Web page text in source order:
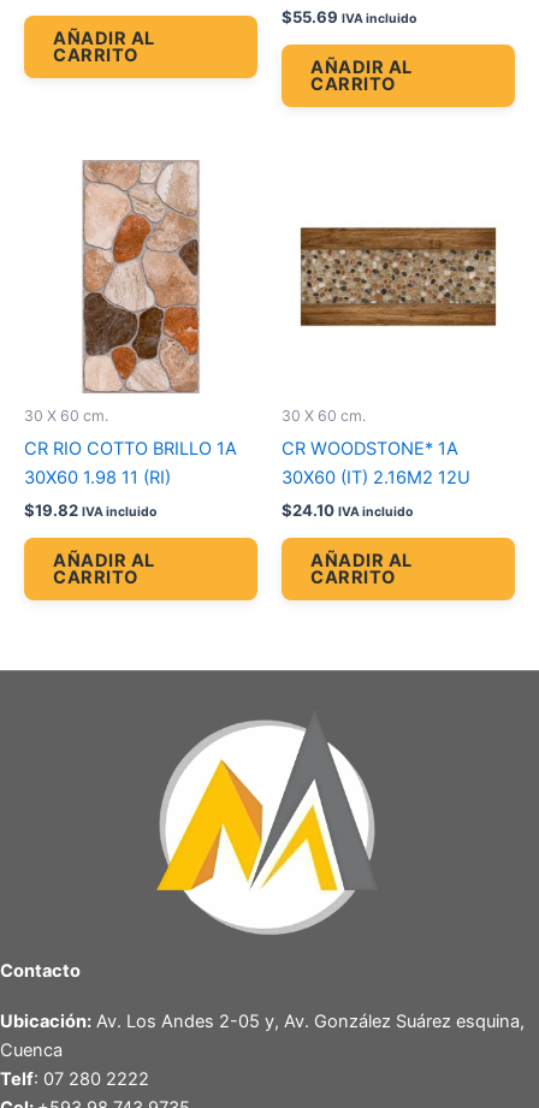
AÑADIR AL
CARRITO
$55.69 IVA incluido
AÑADIR AL
CARRITO
30 X 60 cm.
CR RIO COTTO BRILLO 1A
30X60 1.98 11 (RI)
$19.82 IVA incluido
AÑADIR AL
CARRITO
30 X 60 cm.
CR WOODSTONE* 1A
30X60 (IT) 2.16M2 12U
$24.10 IVA incluido
AÑADIR AL
CARRITO
Contacto
Ubicación: Av. Los Andes 2-05 y, Av. González Suárez esquina,
Cuenca
Telf: 07 280 2222